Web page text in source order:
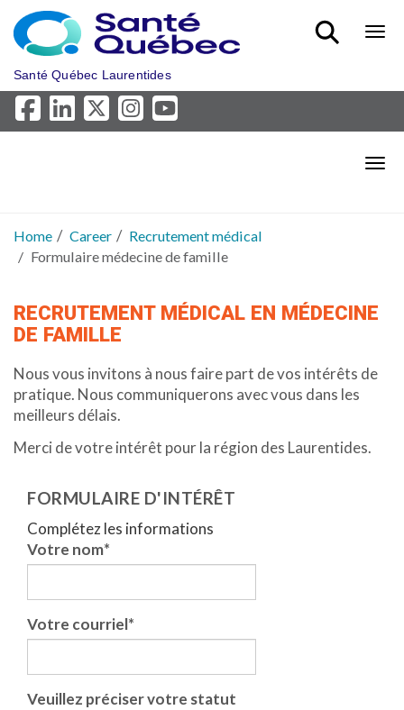
Skip to main content
Santé Québec Laurentides
Home Career
Recrutement médical
Formulaire médecine de famille
RECRUTEMENT MÉDICAL EN MÉDECINE
DE FAMILLE
Nous vous invitons à nous faire part de vos intérêts de
pratique. Nous communiquerons avec vous dans les
meilleurs délais.
Merci de votre intérêt pour la région des Laurentides.
FORMULAIRE D'INTÉRÊT
Complétez les informations
Votre nom*
Votre courriel*
Veuillez préciser votre statut